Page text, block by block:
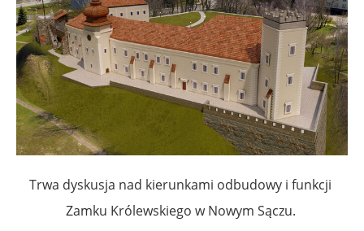
Trwa dyskusja nad kierunkami odbudowy i funkcji
Zamku Królewskiego w Nowym Sączu.